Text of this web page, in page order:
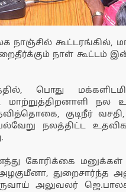
நாஞ்சில் கூட்டரங்கில்,
நாள் கூட்டம் இன்று
பொது
நல
குடிநீர்
நலத்திட்ட
கோரிக்கை மனுக்கள்
துறைசார்ந்த
அலுவலர்